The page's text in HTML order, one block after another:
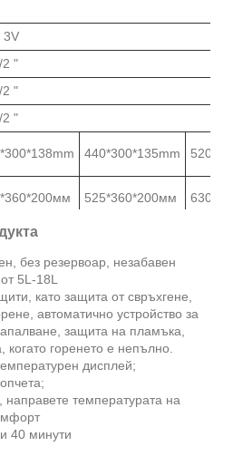
3V
2 "
2 "
2 "
440*300*135mm
525*360*200мм
1600pcs/1900pcs
без резервоар, незабавен
5L-18L
като защита от свръхгене,
автоматично устройство за
защита на пламъка,
горенето е непълно.
дисплей;
температурата на
40 минути